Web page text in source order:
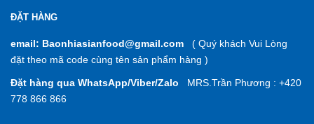
ĐẶT HÀNG
email: Baonhiasianfood@gmail.com ( Quý khách Vui Lòng
đặt theo mã code cùng tên sản phẩm hàng )
Đặt hàng qua WhatsApp/Viber/Zalo MRS.Trần Phương : +420
778 866 866